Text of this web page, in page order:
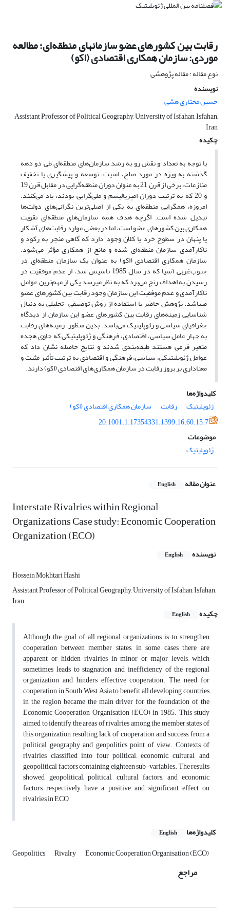
رقابت بین کشورهای عضو سازمانهای منطقه‌ای؛ مطالعه
موردی: سازمان همکاری اقتصادی (اکو)
نوع مقاله : مقاله پژوهشی
نویسنده
حسین مختاری هشی
Assistant Professor of Political Geography, University of Isfahan, Isfahan,
Iran
چکیده
با توجه به تعداد و نقش رو به رشد سازمان‌های منطقه‌ای طی دو دهه
گذشته به ویژه در مورد صلح، امنیت، توسعه و پیشگیری یا تخفیف
منازعات، برخی از قرن 21 به عنوان دوران منطقه‌گرایی در مقابل قرن 19
و 20 که به ترتیب دوران امپریالیسم و ملی‌گرایی بودند، یاد می‌کنند.
امروزه، همگرایی منطقه‌ای به یکی از اصلی‌ترین نگرانی‌های دولت‌ها
تبدیل شده است. اگرچه هدف همه سازمان‌های منطقه‌ای تقویت
همکاری بین کشورهای عضو است، اما در بعضی موارد رقابت‌های آشکار
یا پنهان در سطوح خرد یا کلان وجود دارد که گاهی منجر به رکود و
ناکارآمدی سازمان منطقه‌ای شده و مانع از همکاری مؤثر می‌شود.
سازمان همکاری اقتصادی (اکو) به عنوان یک سازمان منطقه‌ای در
جنوب‌غربی آسیا که در سال 1985 تاسیس شد، از عدم موفقیت در
رسیدن به اهداف رنج می‌برد که به نظر میرسد یکی از مهم‌ترین عوامل
ناکارآمدی و عدم موفقیت این سازمان وجود رقابت بین کشورهای عضو
میباشد. پژوهش حاضر با استفاده از روش توصیفی – تحلیلی به دنبال
شناسایی زمینه‌های رقابت بین کشورهای عضو این سازمان از دیدگاه
جغرافیای سیاسی و ژئوپلیتیک می‌باشد. بدین منظور، زمینه‌های رقابت
به چهار عامل سیاسی، اقتصادی، فرهنگی و ژئوپلیتیکی که حاوی هجده
متغیر فرعی هستند طبقه‌بندی شدند و نتایج حاصله نشان داد که
عوامل ژئوپلیتیکی، سیاسی، فرهنگی و اقتصادی به ترتیب تأثیر مثبت و
معناداری بر بروز رقابت در سازمان همکاری‌های اقتصادی (اکو) دارند.
کلیدواژه‌ها
ژئوپلیتیک
رقابت
سازمان همکاری اقتصادی (اکو)
20.1001.1.17354331.1399.16.60.15.7
موضوعات
ژئوپلیتیک
عنوان مقاله English
Interstate Rivalries within Regional
Organizations Case study: Economic Cooperation
Organization (ECO)
نویسنده English
Hossein Mokhtari Hashi
Assistant Professor of Political Geography, University of Isfahan, Isfahan,
Iran
چکیده
English
Although the goal of all regional organizations is to strengthen
cooperation between member states, in some cases there are
apparent or hidden rivalries in minor or major levels, which
sometimes leads to stagnation and inefficiency of the regional
organization and hinders effective cooperation. The need for
cooperation in South West Asia to benefit all developing countries
in the region became the main driver for the foundation of the
Economic Cooperation Organisation (ECO) in 1985. This study
aimed to identify the areas of rivalries among the member states of
this organization resulting lack of cooperation and success, from a
political geography and geopolitics point of view. Contexts of
rivalries classified into four political, economic, cultural, and
geopolitical factors containing eighteen sub-variables. The results
showed geopolitical, political, cultural factors, and economic
factors respectively have a positive and significant effect on
rivalries in ECO
کلیدواژه‌ها English
Geopolitics Rivalry Economic Cooperation Organisation (ECO)
مراجع